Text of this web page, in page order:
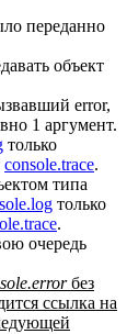
переданно
объект
error,
1 аргумент.
только
console.trace.
типа
только
.
очередь
без
ссылка на